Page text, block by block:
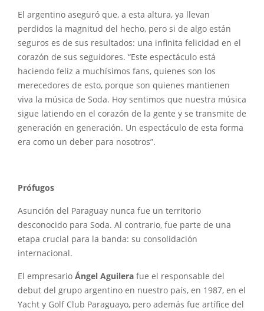
El argentino aseguró que, a esta altura, ya llevan
perdidos la magnitud del hecho, pero si de algo están
seguros es de sus resultados: una infinita felicidad en el
corazón de sus seguidores. “Este espectáculo está
haciendo feliz a muchísimos fans, quienes son los
merecedores de esto, porque son quienes mantienen
viva la música de Soda. Hoy sentimos que nuestra música
sigue latiendo en el corazón de la gente y se transmite de
generación en generación. Un espectáculo de esta forma
era como un deber para nosotros”.
Prófugos
Asunción del Paraguay nunca fue un territorio
desconocido para Soda. Al contrario, fue parte de una
etapa crucial para la banda: su consolidación
internacional.
El empresario Ángel Aguilera fue el responsable del
debut del grupo argentino en nuestro país, en 1987, en el
Yacht y Golf Club Paraguayo, pero además fue artífice del